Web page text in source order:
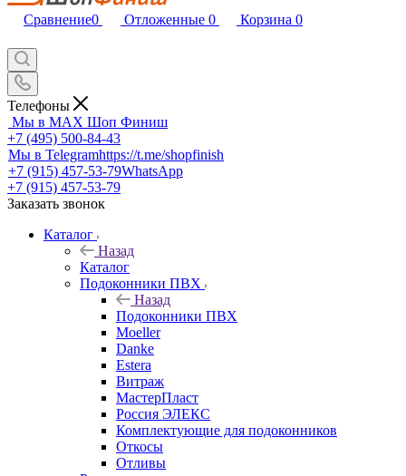
Сравнение0 Отложенные 0 Корзина 0
Телефоны
Мы в MAX Шоп Финиш
+7 (495) 500-84-43
Мы в Telegramhttps://t.me/shopfinish
+7 (915) 457-53-79WhatsApp
+7 (915) 457-53-79
Заказать звонок
Каталог
Назад
Каталог
Подоконники ПВХ
Назад
Подоконники ПВХ
Moeller
Danke
Estera
Витраж
МастерПласт
Россия ЭЛЕКС
Комплектующие для подоконников
Откосы
Отливы